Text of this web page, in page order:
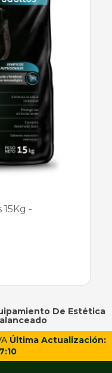
-
De Estética
Última Actualización: